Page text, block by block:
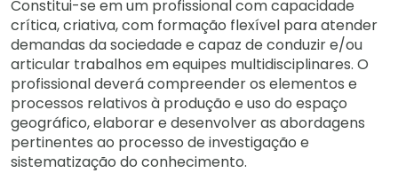
Constitui-se em um profissional com capacidade
crítica, criativa, com formação flexível para atender
demandas da sociedade e capaz de conduzir e/ou
articular trabalhos em equipes multidisciplinares. O
profissional deverá compreender os elementos e
processos relativos à produção e uso do espaço
geográfico, elaborar e desenvolver as abordagens
pertinentes ao processo de investigação e
sistematização do conhecimento.